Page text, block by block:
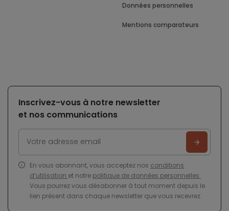
Données personnelles
Mentions comparateurs
Inscrivez-vous à notre newsletter
et nos communications
En vous abonnant, vous acceptez nos conditions
d’utilisation et notre politique de données personnelles .
Vous pourrez vous désabonner à tout moment depuis le
lien présent dans chaque newsletter que vous recevrez.